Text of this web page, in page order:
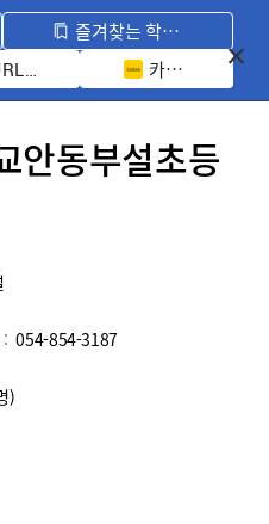
즐겨찾는 학교 모아보기
복사 카카오톡 공유
안동부설초등
054-854-3187
)